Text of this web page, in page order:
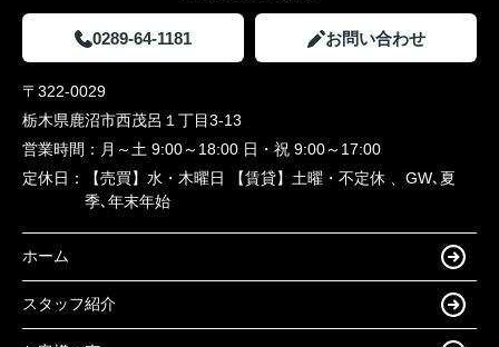
0289-64-1181 お問い合わせ
〒322-0029
栃木県鹿沼市西茂呂１丁目3-13
営業時間： 月～土 9:00～18:00 日・祝 9:00～17:00
定休日：
【売買】水・木曜日 【賃貸】土曜・不定休 、GW､夏
季､年末年始
ホーム
スタッフ紹介